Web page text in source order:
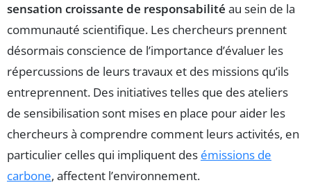
sensation croissante de responsabilité au sein de la
communauté scientifique. Les chercheurs prennent
désormais conscience de l’importance d’évaluer les
répercussions de leurs travaux et des missions qu’ils
entreprennent. Des initiatives telles que des ateliers
de sensibilisation sont mises en place pour aider les
chercheurs à comprendre comment leurs activités, en
particulier celles qui impliquent des émissions de
carbone, affectent l’environnement.